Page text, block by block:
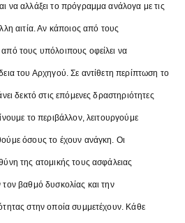
να αλλάξει το πρόγραμμα ανάλογα με τις
αιτία. Αν κάποιος από τους
τους υπόλοιπους οφείλει να
του Αρχηγού. Σε αντίθετη περίπτωση το
δεκτό στις επόμενες δραστηριότητες
το περιβάλλον, λειτουργούμε
όσους το έχουν ανάγκη. Οι
της ατομικής τους ασφάλειας
βαθμό δυσκολίας και την
στην οποία συμμετέχουν. Κάθε